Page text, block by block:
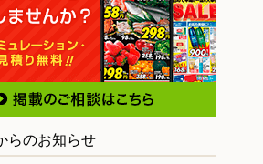
らのお知らせ